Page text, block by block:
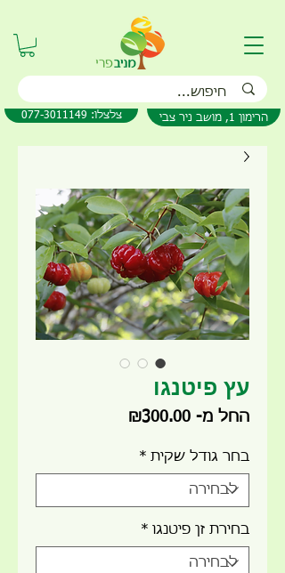
077-3011149 :צלצלו הרימון 1, מושב ניר צבי
עץ פיטנגו
החל מ- ₪300.00
בחר גודל שקית *
בחירת זן פיטנגו *